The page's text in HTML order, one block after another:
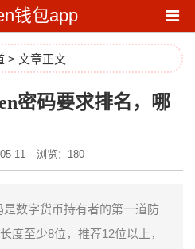
钱包app
> 文章正文
密码要求排名，哪
11 浏览：180
是数字货币持有者的第一道防
度至少8位，推荐12位以上，